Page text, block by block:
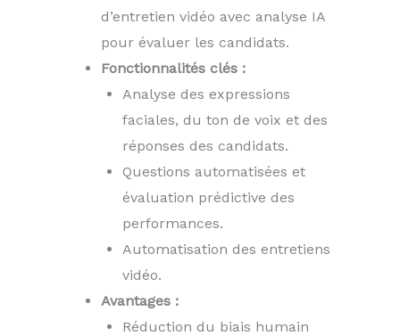
d’entretien vidéo avec analyse IA
pour évaluer les candidats.
Fonctionnalités clés :
Analyse des expressions
faciales, du ton de voix et des
réponses des candidats.
Questions automatisées et
évaluation prédictive des
performances.
Automatisation des entretiens
vidéo.
Avantages :
Réduction du biais humain